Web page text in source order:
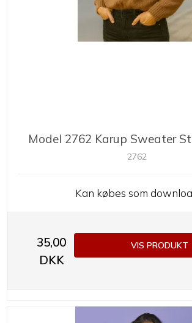
Model 2762 Karup Sweater
2762
Kan købes som
35,00
DKK
VIS PRODUKT